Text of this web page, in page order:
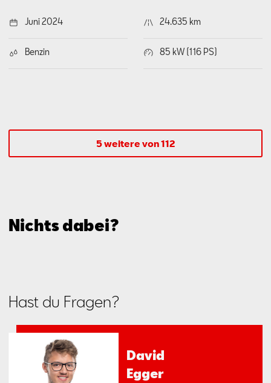
Juni 2024 24.635 km
Benzin 85 kW (116 PS)
5 weitere von 112
Nichts dabei?
Hast du Fragen?
Da­vid
Eg­ger